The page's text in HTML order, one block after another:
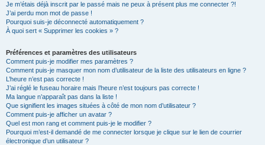
Je m’étais déjà inscrit par le passé mais ne peux à présent plus me connecter ?!
J’ai perdu mon mot de passe !
Pourquoi suis-je déconnecté automatiquement ?
À quoi sert « Supprimer les cookies » ?
Préférences et paramètres des utilisateurs
Comment puis-je modifier mes paramètres ?
Comment puis-je masquer mon nom d’utilisateur de la liste des utilisateurs en ligne ?
L’heure n’est pas correcte !
J’ai réglé le fuseau horaire mais l’heure n’est toujours pas correcte !
Ma langue n’apparaît pas dans la liste !
Que signifient les images situées à côté de mon nom d’utilisateur ?
Comment puis-je afficher un avatar ?
Quel est mon rang et comment puis-je le modifier ?
Pourquoi m’est-il demandé de me connecter lorsque je clique sur le lien de courrier
électronique d’un utilisateur ?